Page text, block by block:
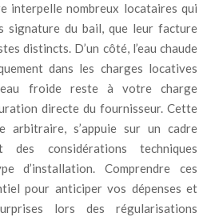
interpelle nombreux locataires qui
signature du bail, que leur facture
distincts. D’un côté, l’eau chaude
dans les charges locatives
froide reste à votre charge
directe du fournisseur. Cette
arbitraire, s’appuie sur un cadre
des considérations techniques
d’installation. Comprendre ces
pour anticiper vos dépenses et
lors des régularisations